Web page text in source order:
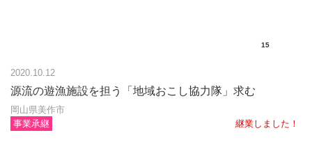
15
2020.10.12
源流の遊漁施設を担う「地域おこし協力隊」求む
岡山県美作市
事業承継 継業しました！